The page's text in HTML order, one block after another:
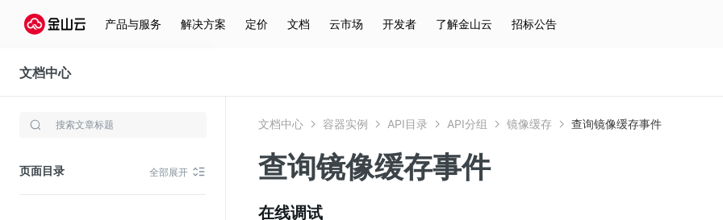
产品与服务 解决方案 定价 文档 云市场 开发者 了解金山云 招标公告
文档中心
容器实例
页面目录 全部展开
存储与云分发 文档中心 容器实例 API目录 API分组 镜像缓存 查询镜像缓存事件
查询镜像缓存事件
在线调试